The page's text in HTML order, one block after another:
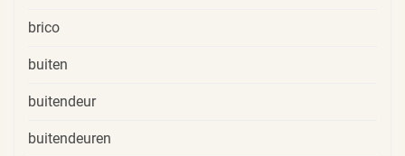
brico
buiten
buitendeur
buitendeuren